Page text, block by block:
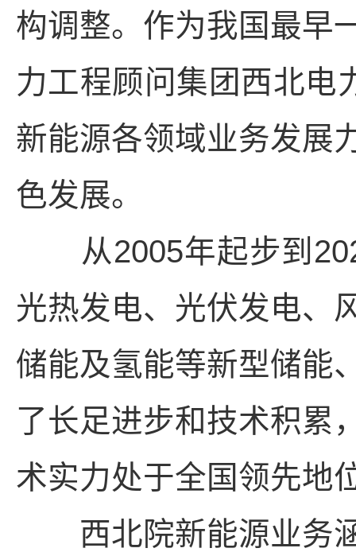
构调整。作为我国最早
力工程顾问集团西北电
新能源各领域业务发展
色发展。
从2005年起步到
光热发电、光伏发电、
储能及氢能等新型储能
了长足进步和技术积累
术实力处于全国领先地
西北院新能源业务涵